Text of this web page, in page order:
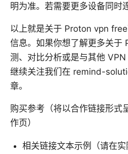
明为准。若需要更多设备同时
以上就是关于 Proton vpn
信息。如果你想了解更多关于
测、对比分析或是与其他
继续关注我们在 remind-
章。
购买参考（将以合作链接形式
作页）
相关链接文本示例（请在